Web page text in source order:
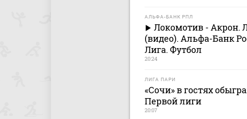
АЛЬФА-БАНК РПЛ
Локомотив -
(видео). Альфа-Банк
Лига. Футбол
20:24
ЛИГА ПАРИ
«Сочи» в гостях
Первой лиги
20:07